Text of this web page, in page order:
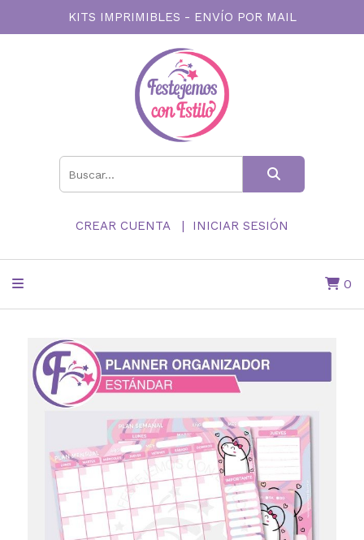
KITS IMPRIMIBLES - ENVÍO POR MAIL
CREAR CUENTA INICIAR SESIÓN
0